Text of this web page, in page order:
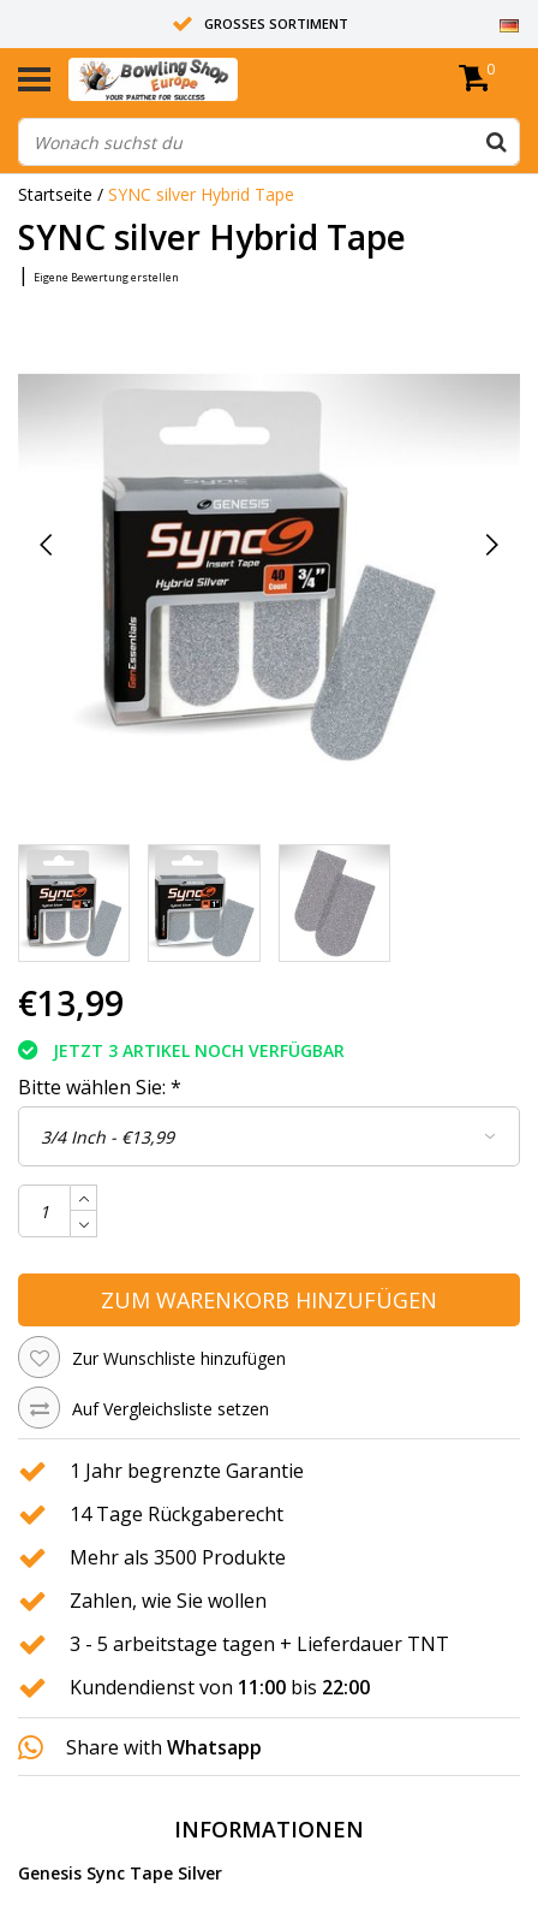
GROSSES SORTIMENT
14 TAGE RÜCKGABERECHT
ALLE BOWLINGKUGELN SIND UNGEBOHRT
0
Startseite / SYNC silver Hybrid Tape
SYNC silver Hybrid Tape
| Eigene Bewertung erstellen
€13,99
JETZT 3 ARTIKEL NOCH VERFÜGBAR
Bitte wählen Sie: *
ZUM WARENKORB HINZUFÜGEN
Zur Wunschliste hinzufügen
Auf Vergleichsliste setzen
1 Jahr begrenzte Garantie
14 Tage Rückgaberecht
Mehr als 3500 Produkte
Zahlen, wie Sie wollen
3 - 5 arbeitstage tagen + Lieferdauer TNT
Kundendienst von 11:00 bis 22:00
Share with Whatsapp
INFORMATIONEN
Genesis Sync Tape Silver